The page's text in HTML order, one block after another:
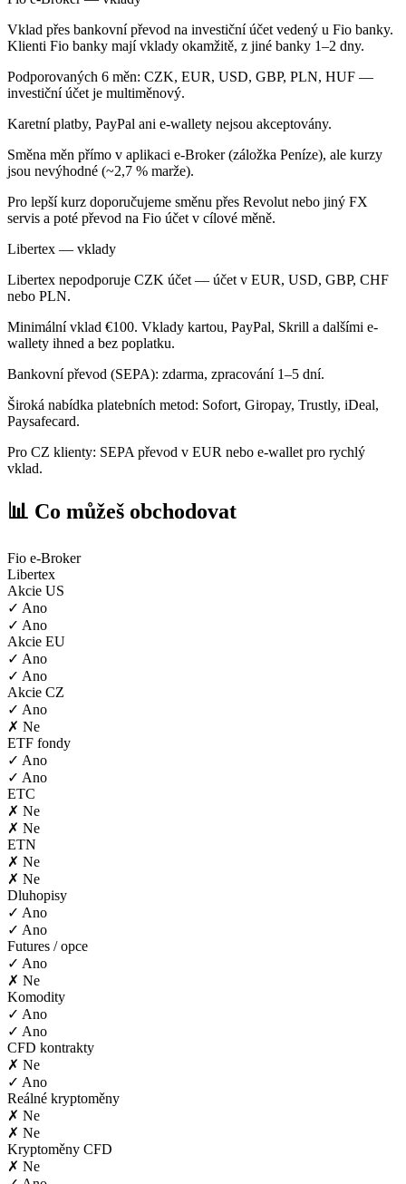
Vklad přes bankovní převod na investiční účet vedený u Fio banky.
Klienti Fio banky mají vklady okamžitě, z jiné banky 1–2 dny.
Podporovaných 6 měn: CZK, EUR, USD, GBP, PLN, HUF —
investiční účet je multiměnový.
Karetní platby, PayPal ani e-wallety nejsou akceptovány.
Směna měn přímo v aplikaci e-Broker (záložka Peníze), ale kurzy
jsou nevýhodné (~2,7 % marže).
Pro lepší kurz doporučujeme směnu přes Revolut nebo jiný FX
servis a poté převod na Fio účet v cílové měně.
Libertex — vklady
Libertex nepodporuje CZK účet — účet v EUR, USD, GBP, CHF
nebo PLN.
Minimální vklad €100. Vklady kartou, PayPal, Skrill a dalšími e-
wallety ihned a bez poplatku.
Bankovní převod (SEPA): zdarma, zpracování 1–5 dní.
Široká nabídka platebních metod: Sofort, Giropay, Trustly, iDeal,
Paysafecard.
Pro CZ klienty: SEPA převod v EUR nebo e-wallet pro rychlý
vklad.
📊 Co můžeš obchodovat
Fio e-Broker
Libertex
Akcie US
✓ Ano
✓ Ano
Akcie EU
✓ Ano
✓ Ano
Akcie CZ
✓ Ano
✗ Ne
ETF fondy
✓ Ano
✓ Ano
ETC
✗ Ne
✗ Ne
ETN
✗ Ne
✗ Ne
Dluhopisy
✓ Ano
✓ Ano
Futures / opce
✓ Ano
✗ Ne
Komodity
✓ Ano
✓ Ano
CFD kontrakty
✗ Ne
✓ Ano
Reálné kryptoměny
✗ Ne
✗ Ne
Kryptoměny CFD
✗ Ne